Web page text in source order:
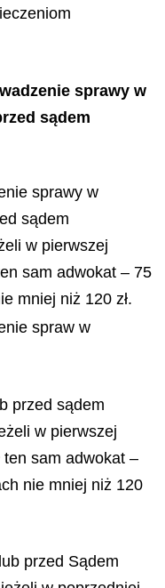
sprawy w
sądem
sprawy w
sądem
w pierwszej
sam adwokat – 75
mniej niż 120 zł.
spraw w
przed sądem
w pierwszej
ten sam adwokat –
nie mniej niż 120
przed Sądem